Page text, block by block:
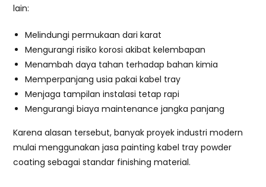
lain:
Melindungi permukaan dari karat
Mengurangi risiko korosi akibat kelembapan
Menambah daya tahan terhadap bahan kimia
Memperpanjang usia pakai kabel tray
Menjaga tampilan instalasi tetap rapi
Mengurangi biaya maintenance jangka panjang
Karena alasan tersebut, banyak proyek industri modern
mulai menggunakan jasa painting kabel tray powder
coating sebagai standar finishing material.